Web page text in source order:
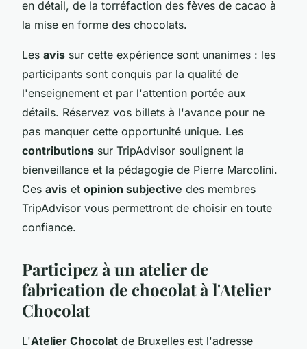
en détail, de la torréfaction des fèves de cacao à
la mise en forme des chocolats.
Les avis sur cette expérience sont unanimes : les
participants sont conquis par la qualité de
l'enseignement et par l'attention portée aux
détails. Réservez vos billets à l'avance pour ne
pas manquer cette opportunité unique. Les
contributions sur TripAdvisor soulignent la
bienveillance et la pédagogie de Pierre Marcolini.
Ces avis et opinion subjective des membres
TripAdvisor vous permettront de choisir en toute
confiance.
Participez à un atelier de
fabrication de chocolat à l'Atelier
Chocolat
L'Atelier Chocolat de Bruxelles est l'adresse